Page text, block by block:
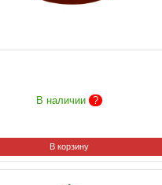
В наличии ?